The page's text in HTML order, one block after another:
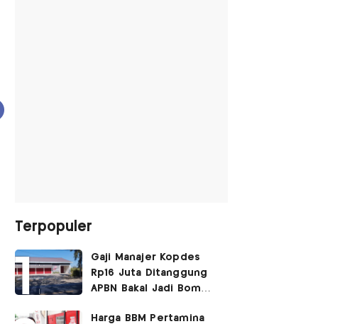
Terpopuler
Gaji Manajer Kopdes
Rp16 Juta Ditanggung
APBN Bakal Jadi Bom
Harga BBM Pertamina